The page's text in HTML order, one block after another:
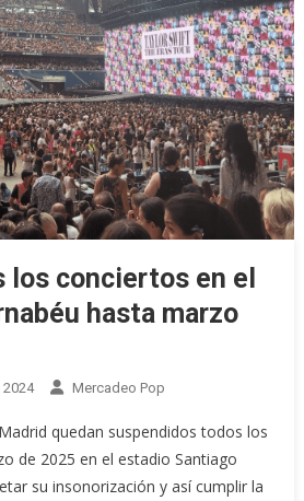
los conciertos en el
hasta marzo
2024 Mercadeo Pop
quedan suspendidos todos los
de 2025 en el estadio Santiago
su insonorización y así cumplir la